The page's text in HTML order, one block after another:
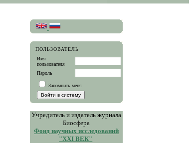
ПОЛЬЗОВАТЕЛЬ
Имя
пользователя
Пароль
Запомнить меня
Учредитель и издатель журнала
Биосфера
Фонд научных исследований
"XXI ВЕК"